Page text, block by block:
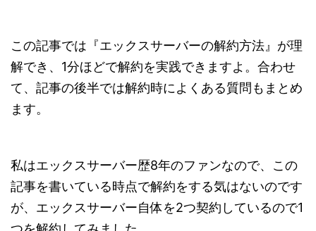
この記事では『エックスサーバーの解約方法』が理
解でき、1分ほどで解約を実践できますよ。合わせ
て、記事の後半では解約時によくある質問もまとめ
ます。
私はエックスサーバー歴8年のファンなので、この
記事を書いている時点で解約をする気はないのです
が、エックスサーバー自体を2つ契約しているので1